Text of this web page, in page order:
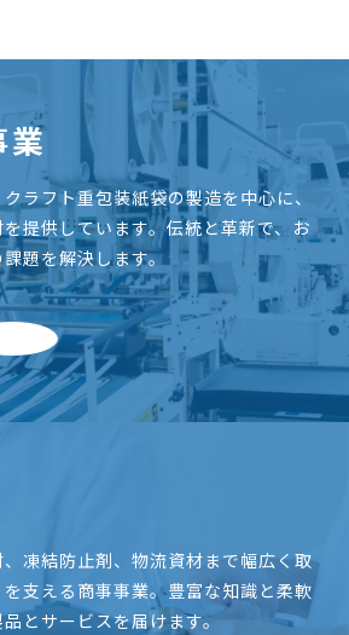
業
ラフト重包装紙袋の製造を中心に、
提供しています。伝統と革新で、お
題を解決します。
凍結防止剤、物流資材まで幅広く取
支える商事事業。豊富な知識と柔軟
とサービスを届けます。